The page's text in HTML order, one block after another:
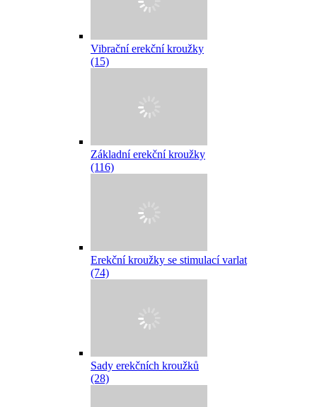
Vibrační erekční kroužky
(15)
Základní erekční kroužky
(116)
Erekční kroužky se stimulací varlat
(74)
Sady erekčních kroužků
(28)